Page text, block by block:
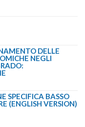
DELLE
NEGLI
SPECIFICA BASSO
(ENGLISH VERSION)